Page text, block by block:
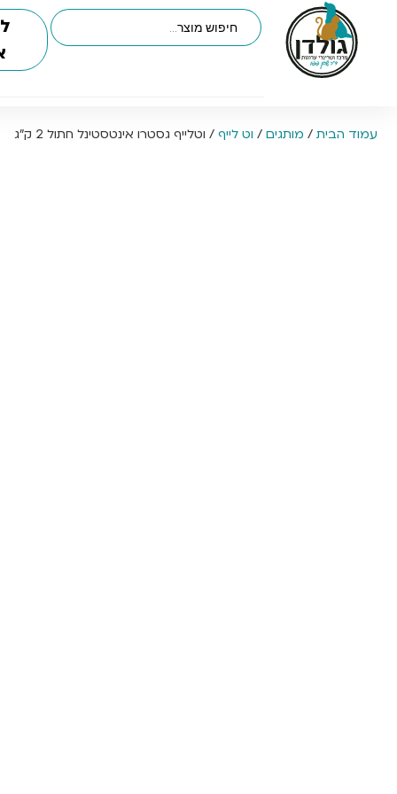
עמוד הבית / מותגים / וט לייף / וטלייף גסטרו אינטסטינל חתול 2 ק”ג